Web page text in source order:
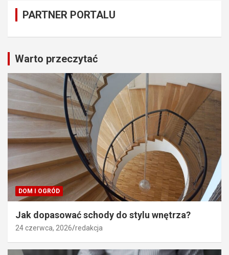
PARTNER PORTALU
Warto przeczytać
DOM I OGRÓD
Jak dopasować schody do stylu wnętrza?
24 czerwca, 2026 redakcja